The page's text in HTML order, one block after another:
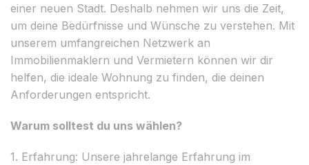
einer neuen Stadt. Deshalb nehmen wir uns die Zeit,
um deine Bedürfnisse und Wünsche zu verstehen. Mit
unserem umfangreichen Netzwerk an
Immobilienmaklern und Vermietern können wir dir
helfen, die ideale Wohnung zu finden, die deinen
Anforderungen entspricht.
Warum solltest du uns wählen?
1. Erfahrung: Unsere jahrelange Erfahrung im